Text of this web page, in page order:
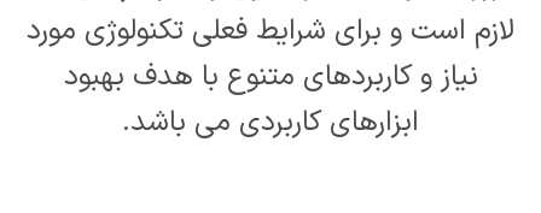
لازم است و برای شرایط فعلی تکنولوژی مورد
نیاز و کاربردهای متنوع با هدف بهبود
ابزارهای کاربردی می باشد.